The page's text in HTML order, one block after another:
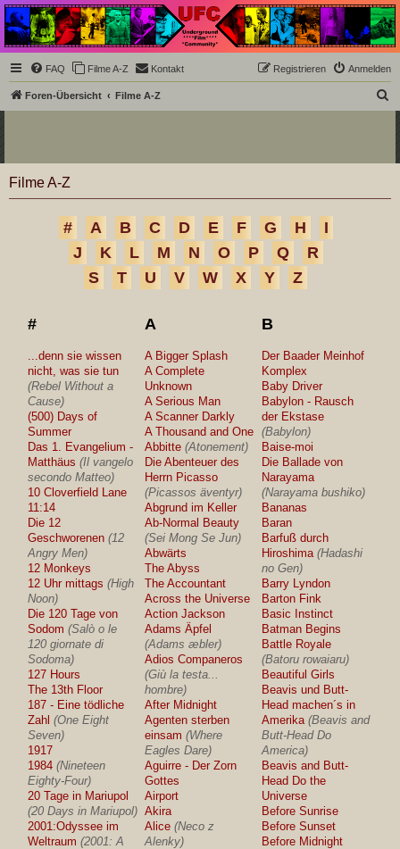
Underground Film
Community
Die Underground Film Community ist ein deutschsprachiges Filmforum und ein Paradies
für Cineasten und Filmsüchtige jenseits des Mainstreams.
FAQ Filme A-Z Kontakt Anmelden
Registrieren
Foren-Übersicht Filme A-Z
Filme A-Z
# A B C D E F G H
I
J
K L M N O P Q
R
S
T U V W X Y Z
#
...denn sie wissen
nicht, was sie tun
(Rebel Without a
Cause)
(500) Days of
Summer
Das 1. Evangelium -
Matthäus (Il vangelo
secondo Matteo)
10 Cloverfield Lane
11:14
Die 12
Geschworenen (12
Angry Men)
12 Monkeys
12 Uhr mittags (High
Noon)
Die 120 Tage von
Sodom (Salò o le
120 giornate di
Sodoma)
127 Hours
The 13th Floor
187 - Eine tödliche
Zahl (One Eight
Seven)
1917
1984 (Nineteen
Eighty-Four)
20 Tage in Mariupol
(20 Days in Mariupol)
2001:Odyssee im
Weltraum (2001: A
A
A Bigger Splash
A Complete
Unknown
A Serious Man
A Scanner Darkly
A Thousand and One
Abbitte (Atonement)
Die Abenteuer des
Herrn Picasso
(Picassos äventyr)
Abgrund im Keller
Ab-Normal Beauty
(Sei Mong Se Jun)
Abwärts
The Abyss
The Accountant
Across the Universe
Action Jackson
Adams Äpfel
(Adams æbler)
Adios Companeros
(Giù la testa...
hombre)
After Midnight
Agenten sterben
einsam (Where
Eagles Dare)
Aguirre - Der Zorn
Gottes
Airport
Akira
Alice (Neco z
Alenky)
B
Der Baader Meinhof
Komplex
Baby Driver
Babylon - Rausch
der Ekstase
(Babylon)
Baise-moi
Die Ballade von
Narayama
(Narayama bushiko)
Bananas
Baran
Barfuß durch
Hiroshima (Hadashi
no Gen)
Barry Lyndon
Barton Fink
Basic Instinct
Batman Begins
Battle Royale
(Batoru rowaiaru)
Beautiful Girls
Beavis und Butt-
Head machen´s in
Amerika (Beavis and
Butt-Head Do
America)
Beavis and Butt-
Head Do the
Universe
Before Sunrise
Before Sunset
Before Midnight